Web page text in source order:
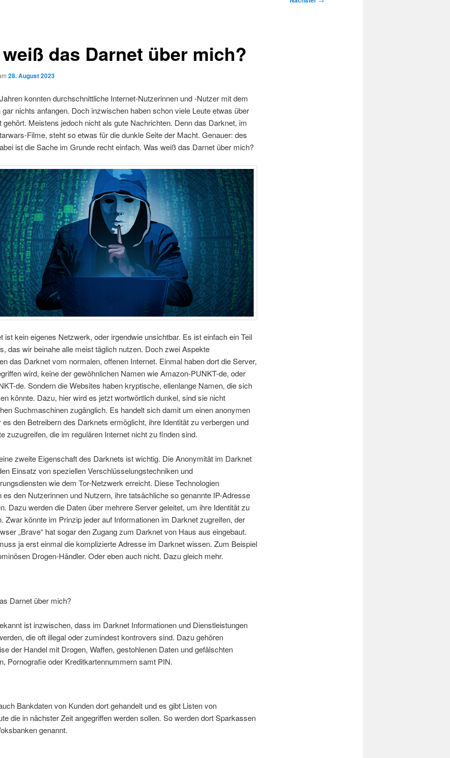
das Darnet über mich?
28. August 2023
konnten durchschnittliche Internet-Nutzerinnen und -Nutzer mit dem
gar nichts anfangen. Doch inzwischen haben schon viele Leute etwas über
gehört. Meistens jedoch nicht als gute Nachrichten. Denn das Darknet, im
Filme, steht so etwas für die dunkle Seite der Macht. Genauer: des
ist die Sache im Grunde recht einfach. Was weiß das Darnet über mich?
ist kein eigenes Netzwerk, oder irgendwie unsichtbar. Es ist einfach ein Teil
das wir beinahe alle meist täglich nutzen. Doch zwei Aspekte
das Darknet vom normalen, offenen Internet. Einmal haben dort die Server,
wird, keine der gewöhnlichen Namen wie Amazon-PUNKT-de, oder
de. Sondern die Websites haben kryptische, ellenlange Namen, die sich
könnte. Dazu, hier wird es jetzt wortwörtlich dunkel, sind sie nicht
Suchmaschinen zugänglich. Es handelt sich damit um einen anonymen
es den Betreibern des Darknets ermöglicht, ihre Identität zu verbergen und
zuzugreifen, die im regulären Internet nicht zu finden sind.
zweite Eigenschaft des Darknets ist wichtig. Die Anonymität im Darknet
Einsatz von speziellen Verschlüsselungstechniken und
wie dem Tor-Netzwerk erreicht. Diese Technologien
es den Nutzerinnen und Nutzern, ihre tatsächliche so genannte IP-Adresse
Dazu werden die Daten über mehrere Server geleitet, um ihre Identität zu
Zwar könnte im Prinzip jeder auf Informationen im Darknet zugreifen, der
„Brave“ hat sogar den Zugang zum Darknet von Haus aus eingebaut.
ja erst einmal die komplizierte Adresse im Darknet wissen. Zum Beispiel
Drogen-Händler. Oder eben auch nicht. Dazu gleich mehr.
Darnet über mich?
ist inzwischen, dass im Darknet Informationen und Dienstleistungen
die oft illegal oder zumindest kontrovers sind. Dazu gehören
der Handel mit Drogen, Waffen, gestohlenen Daten und gefälschten
Pornografie oder Kreditkartennummern samt PIN.
Bankdaten von Kunden dort gehandelt und es gibt Listen von
die in nächster Zeit angegriffen werden sollen. So werden dort Sparkassen
genannt.